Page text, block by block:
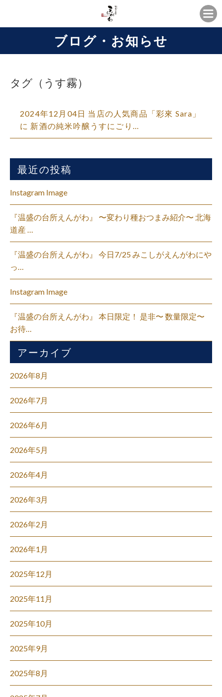
ブログ・お知らせ
タグ（うす霧）
2024年12月04日 当店の人気商品「彩來 Sara」
に 新酒の純米吟醸うすにごり…
最近の投稿
Instagram Image
『温盛の台所えんがわ』 〜変わり種おつまみ紹介〜 北海
道産 …
『温盛の台所えんがわ』 今日7/25 みこしがえんがわにや
っ…
Instagram Image
『温盛の台所えんがわ』 本日限定！ 是非〜 数量限定〜
お待…
アーカイブ
2026年8月
2026年7月
2026年6月
2026年5月
2026年4月
2026年3月
2026年2月
2026年1月
2025年12月
2025年11月
2025年10月
2025年9月
2025年8月